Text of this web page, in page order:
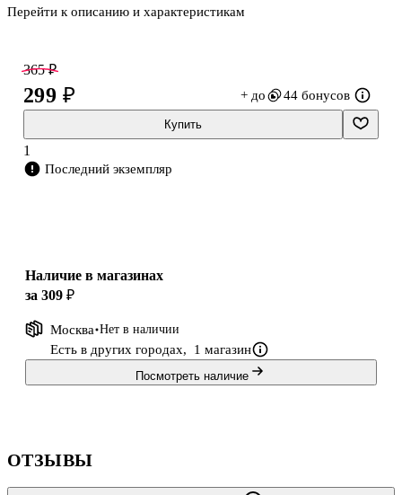
Перейти к описанию и характеристикам
365 ₽
299 ₽ + до 44 бонусов
Купить
1
Последний экземпляр
Наличие в магазинах
за 309 ₽
Москва Нет в наличии
Есть в других городах, 1 магазин
Посмотреть наличие
ОТЗЫВЫ